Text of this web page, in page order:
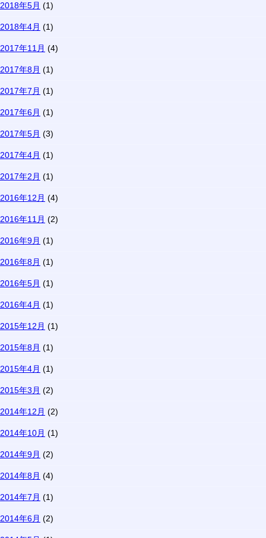
2018年5月 (1)
2018年4月 (1)
2017年11月 (4)
2017年8月 (1)
2017年7月 (1)
2017年6月 (1)
2017年5月 (3)
2017年4月 (1)
2017年2月 (1)
2016年12月 (4)
2016年11月 (2)
2016年9月 (1)
2016年8月 (1)
2016年5月 (1)
2016年4月 (1)
2015年12月 (1)
2015年8月 (1)
2015年4月 (1)
2015年3月 (2)
2014年12月 (2)
2014年10月 (1)
2014年9月 (2)
2014年8月 (4)
2014年7月 (1)
2014年6月 (2)